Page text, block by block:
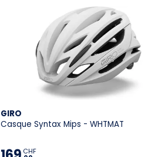
GIRO
Casque Syntax Mips - WHTMAT
CHF